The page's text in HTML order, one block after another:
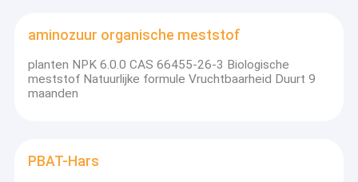
aminozuur organische meststof
planten NPK 6.0.0 CAS 66455-26-3 Biologische
meststof Natuurlijke formule Vruchtbaarheid Duurt 9
maanden
PBAT-Hars